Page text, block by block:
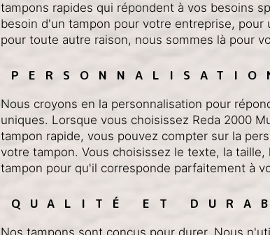
tampons rapides qui répondent à vos besoins
besoin d'un tampon pour votre entreprise, pour
pour toute autre raison, nous sommes là pour
Nous croyons en la personnalisation pour
uniques. Lorsque vous choisissez Reda 2000
tampon rapide, vous pouvez compter sur la
votre tampon. Vous choisissez le texte, la
tampon pour qu'il corresponde parfaitement à
QUALITÉ ET
Nos tampons sont conçus pour durer. Nous